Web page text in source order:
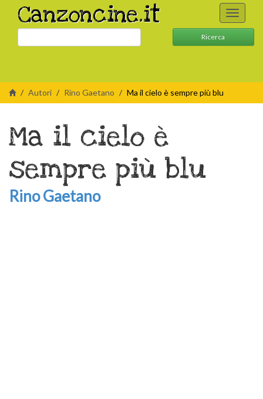
Canzoncine.it
Toggle
Ricerca
Autori Rino Gaetano Ma il cielo è sempre più blu
Ma il cielo è
sempre più blu
Rino Gaetano